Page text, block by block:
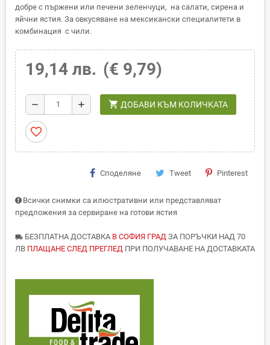
добре с пържени или печени зеленчуци, на салати, сирена и
яйчни ястия. За овкусяване на мексикански специалитети в
комбинация с чили.
19,14 лв. (€ 9,79)
remove add shopping_cart ДОБАВИ КЪМ КОЛИЧКАТА
favorite_border
Споделяне Tweet Pinterest
Всички снимки са илюстративни или представляват
предложения за сервиране на готови ястия
local_shipping БЕЗПЛАТНА ДОСТАВКА В СОФИЯ ГРАД ЗА ПОРЪЧКИ НАД 70
ЛВ ПЛАЩАНЕ СЛЕД ПРЕГЛЕД ПРИ ПОЛУЧАВАНЕ НА ДОСТАВКАТА